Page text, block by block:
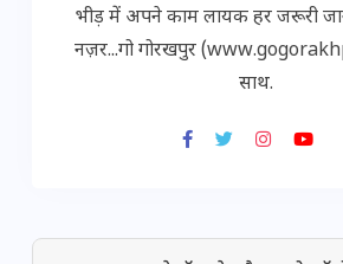
भीड़ में अपने काम लायक हर जरूरी
नज़र...गो गोरखपुर
साथ.